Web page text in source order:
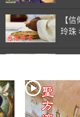
【
玲珠
錢
【
玲珠